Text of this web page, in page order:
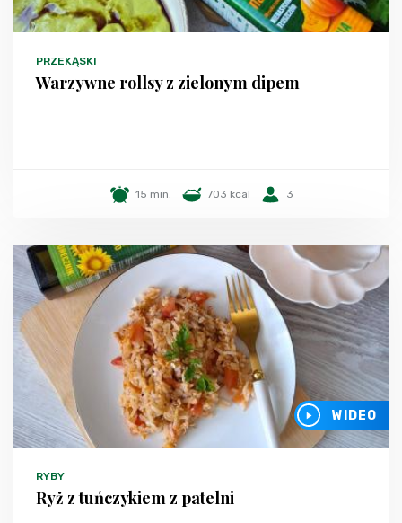
PRZEKĄSKI
Warzywne rollsy z zielonym dipem
15 min. 703 kcal 3
WIDEO
RYBY
Ryż z tuńczykiem z patelni